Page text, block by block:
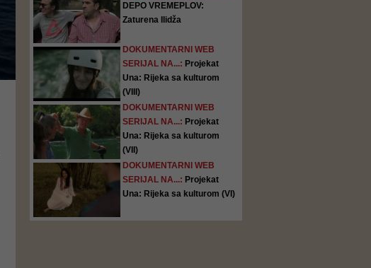
DEPO VREMEPLOV:
Zaturena Ilidža
DOKUMENTARNI WEB
SERIJAL NA...: Projekat
Una: Rijeka sa kulturom
(VIII)
DOKUMENTARNI WEB
SERIJAL NA...: Projekat
Una: Rijeka sa kulturom
(VII)
DOKUMENTARNI WEB
SERIJAL NA...: Projekat
Una: Rijeka sa kulturom (VI)